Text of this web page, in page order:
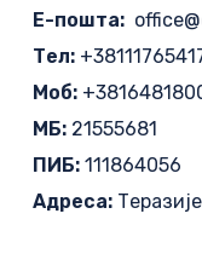
Е-пошта:
Тел:
Моб:
МБ:21555681
ПИБ:111864056
Адреса: